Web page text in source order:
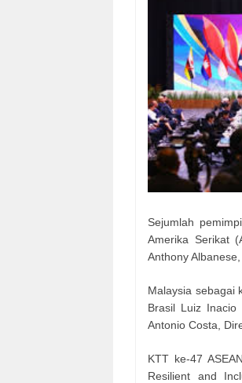
Sejumlah
Amerika Serikat
Anthony
Malaysia sebagai
Brasil Luiz Inacio
Antonio Costa,
KTT ke-47
Resilient and